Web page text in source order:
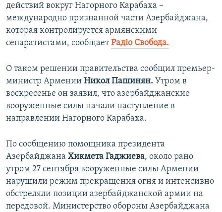
действий вокруг Нагорного Карабаха –
международно признанной части Азербайджана,
которая контролируется армянскими
сепаратистами, сообщаетРадіо Свобода.
О таком решении правительства сообщил премьер-
министр Армении Никол Пашинян. Утром в
воскресенье он заявил, что азербайджанские
вооруженные силы начали наступление в
направлении Нагорного Карабаха.
По сообщению помощника президента
Азербайджана Хикмета Гаджиева, около рано
утром 27 сентября вооруженные силы Армении
нарушили режим прекращения огня и интенсивно
обстреляли позиции азербайджанской армии на
передовой. Министерство обороны Азербайджана